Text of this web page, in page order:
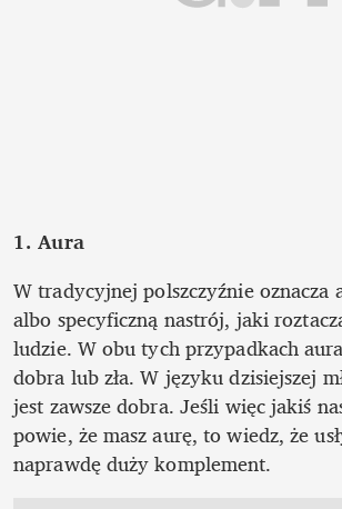
1. Aura
W tradycyjnej polszczyźnie oznacza
albo specyficzną nastrój, jaki
ludzie. W obu tych przypadkach
dobra lub zła. W języku dzisiejszej
jest zawsze dobra. Jeśli więc jakiś
powie, że masz aurę, to wiedz, że
naprawdę duży komplement.